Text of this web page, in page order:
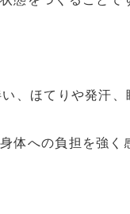
、ほてりや発汗
体への負担を強く